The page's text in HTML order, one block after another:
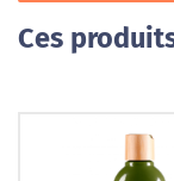
Ces